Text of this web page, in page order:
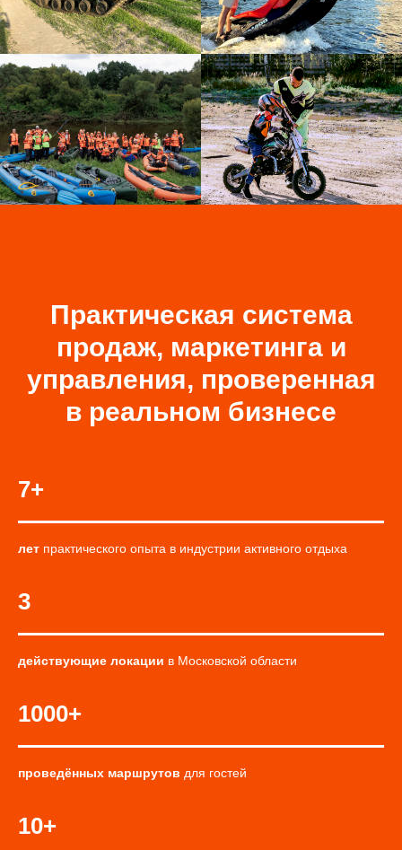
Практическая система
продаж, маркетинга и
управления, проверенная
в реальном бизнесе
7+
лет практического опыта в индустрии активного отдыха
3
действующие локации в Московской области
1000+
проведённых маршрутов для гостей
10+